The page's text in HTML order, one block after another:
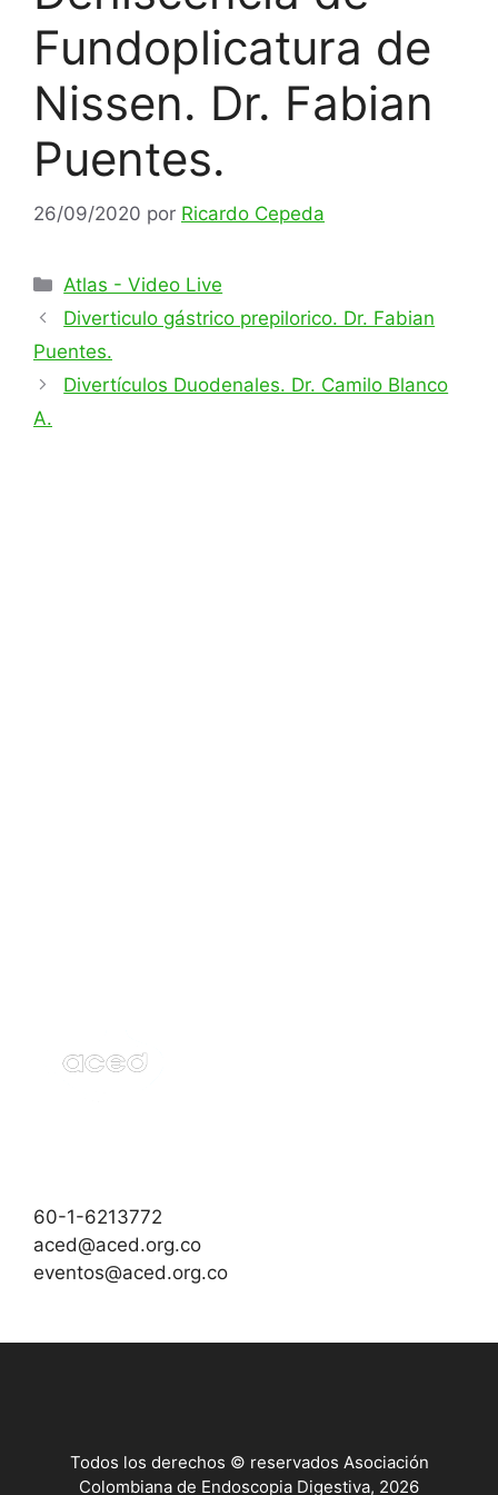
Fundoplicatura de
Nissen. Dr. Fabian
Puentes.
26/09/2020 por Ricardo Cepeda
Categorías
Atlas - Video Live
Diverticulo gástrico prepilorico. Dr. Fabian
Puentes.
Divertículos Duodenales. Dr. Camilo Blanco
A.
60-1-6213772
aced@aced.org.co
eventos@aced.org.co
Todos los derechos © reservados Asociación
Colombiana de Endoscopia Digestiva, 2026